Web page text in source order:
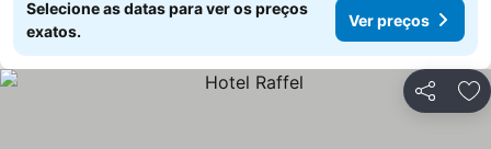
Selecione as datas para ver os preços
exatos.
Ver preços
Partilhar